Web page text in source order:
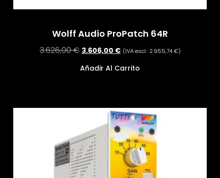
Wolff Audio ProPatch 64R
3.626,00€ 3.606,00 € (IVA escl.: 2.955,74€)
Añadir Al Carrito